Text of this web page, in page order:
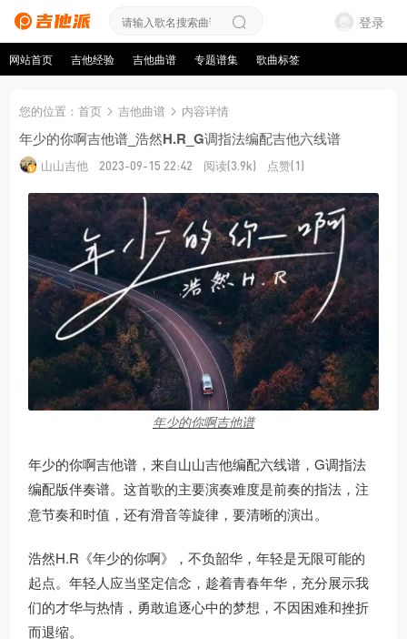
登录
网站首页 吉他经验 吉他曲谱 专题谱集 歌曲标签
您的位置 ：首页 吉他曲谱 内容详情
年少的你啊吉他谱_浩然H.R_G调指法编配吉他六线谱
山山吉他 2023-09-15 22:42 阅读(3.9k) 点赞(1)
来源：山山吉他
年少的你啊吉他谱
年少的你啊吉他谱，来自山山吉他编配六线谱，G调指法
编配版伴奏谱。这首歌的主要演奏难度是前奏的指法，注
意节奏和时值，还有滑音等旋律，要清晰的演出。
浩然H.R《年少的你啊》，不负韶华，年轻是无限可能的
起点。年轻人应当坚定信念，趁着青春年华，充分展示我
们的才华与热情，勇敢追逐心中的梦想，不因困难和挫折
而退缩。